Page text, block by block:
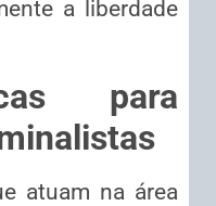
a liberdade
para
atuam na área